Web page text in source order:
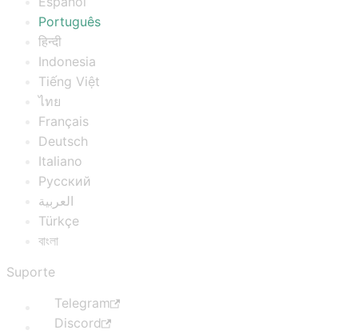
Português
हिन्दी
Indonesia
Tiếng Việt
ไทย
Français
Deutsch
Italiano
Русский
العربية
Türkçe
বাংলা
Suporte
Telegram
Discord